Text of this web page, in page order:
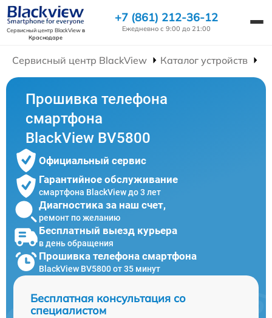
Сервисный центр BlackViewв
Краснодаре
+7 (861) 212-36-12
Ежедневно с 9:00 до 21:00
Сервисный центр BlackView Каталог устройств
Прошивка телефона
смартфона
BlackView BV5800
Официальный сервис
Гарантийное обслуживание
смартфона BlackView до 3 лет
Диагностика за наш счет,
ремонт по желанию
Бесплатный выезд курьера
в день обращения
Прошивка телефона смартфона
BlackView BV5800 от 35 минут
Бесплатная консультация со
специалистом